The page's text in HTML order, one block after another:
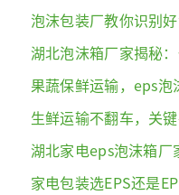
泡沫包装厂教你识别
湖北泡沫箱厂家揭秘
果蔬保鲜运输，eps
生鲜运输不翻车，关
湖北家电eps泡沫箱
家电包装选EPS还是